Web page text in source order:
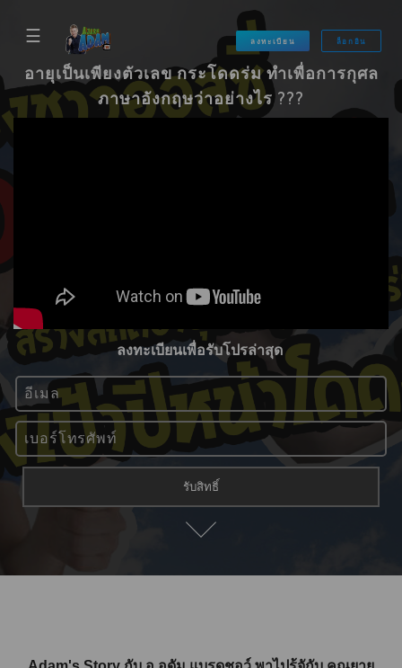
☰ ลงทะเบียน ล็อกอิน
อายุเป็นเพียงตัวเลข กระโดดร่ม ทำเพื่อการกุศล
ภาษาอังกฤษว่าอย่างไร ???